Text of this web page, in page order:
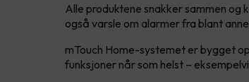
Alle produktene snakker sammen og
også varsle om alarmer fra blant
mTouch Home-systemet er bygget
funksjoner når som helst –